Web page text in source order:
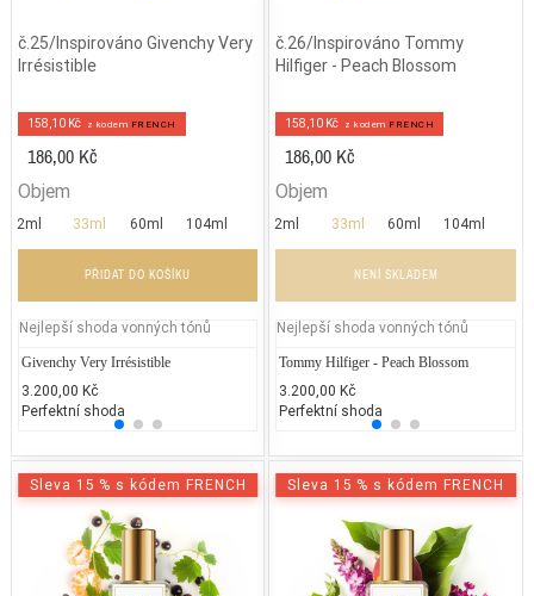
č.25/Inspirováno Givenchy Very
Irrésistible
158,10 Kč z kodem FRENCH
186,00 Kč
Objem
2ml 33ml 60ml 104ml
PŘIDAT DO KOŠÍKU
Nejlepší shoda vonných tónů
Givenchy Very Irrésistible
3.200,00 Kč
Perfektní shoda
Chanel - Allure
3.800,00 Kč
25% běžných vonných tónů
č.26/Inspirováno Tommy
Hilfiger - Peach Blossom
158,10 Kč z kodem FRENCH
186,00 Kč
Objem
2ml 33ml 60ml 104ml
NENÍ SKLADEM
Nejlepší shoda vonných tónů
Tommy Hilfiger - Peach Blossom
3.200,00 Kč
Perfektní shoda
Sleva 15 % s kódem FRENCH Sleva 15 % s kódem FRENCH